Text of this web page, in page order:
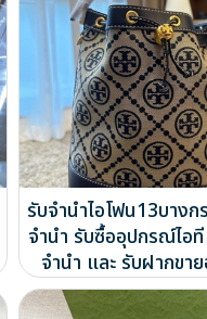
รับจำนำไอโฟน13บางก
จำนำ รับซื้ออุปกรณ์ไอ
จำนำ และ รับฝากขา